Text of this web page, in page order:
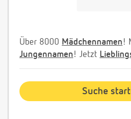
Über 8000 Mädchennamen!
Jungennamen! Jetzt